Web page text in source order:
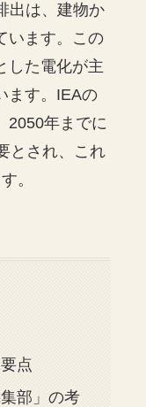
出は、建物か
います。この
した電化が主
ます。IEAの
2050年までに
とされ、これ
。
点
部」の考